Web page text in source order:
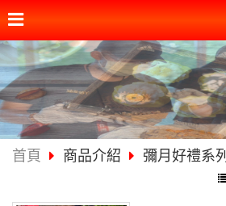
首頁 商品介紹 彌月好禮系列